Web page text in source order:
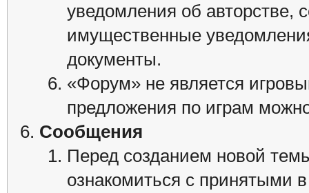
уведомления об авторстве,
имущественные
документы.
«Форум» не является
предложения по играм
Сообщения
Перед созданием новой
ознакомиться с принятыми